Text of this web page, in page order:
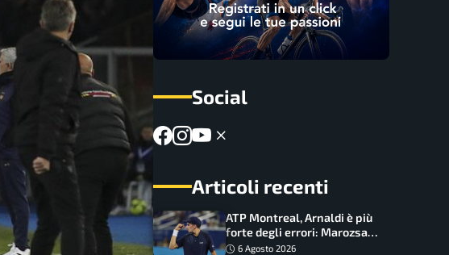
Social
Articoli recenti
ATP Montreal, Arnaldi è più
forte degli errori: Marozsan
piegato dopo oltre due ore
6 Agosto 2026